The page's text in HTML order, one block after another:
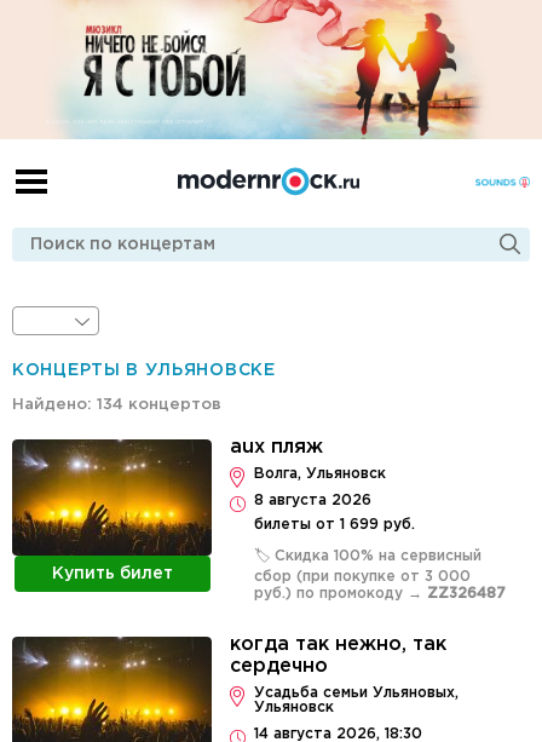
КОНЦЕРТЫ В УЛЬЯНОВСКЕ
Найдено: 134 концертов
Купить билет
aux пляж
Волга, Ульяновск
8 августа 2026
билеты от 1 699 руб.
🏷️ Скидка 100% на сервисный
сбор (при покупке от 3 000
руб.) по промокоду → ZZ326487
когда так нежно, так
сердечно
Усадьба семьи Ульяновых,
Ульяновск
14 августа 2026, 18:30